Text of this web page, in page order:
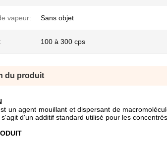
vapeur: Sans objet
100 à 300 cps
du produit
un agent mouillant et dispersant de
d'un additif standard utilisé pour les